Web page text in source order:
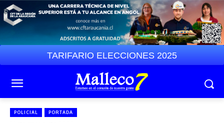
TARIFARIO ELECCIONES 2025
POLICIAL PORTADA